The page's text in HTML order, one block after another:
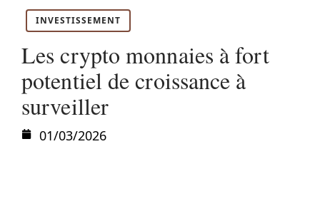
INVESTISSEMENT
Les crypto monnaies à fort
potentiel de croissance à
surveiller
01/03/2026